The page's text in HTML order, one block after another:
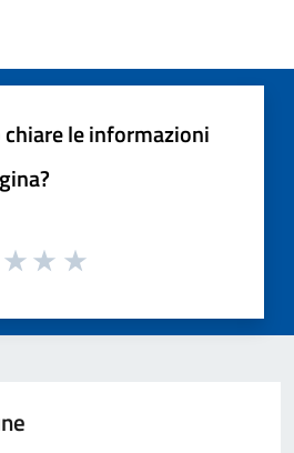
le informazioni